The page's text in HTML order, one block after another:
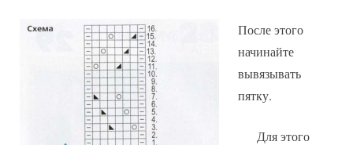
После этого
начинайте
вывязывать
пятку.
Для этого